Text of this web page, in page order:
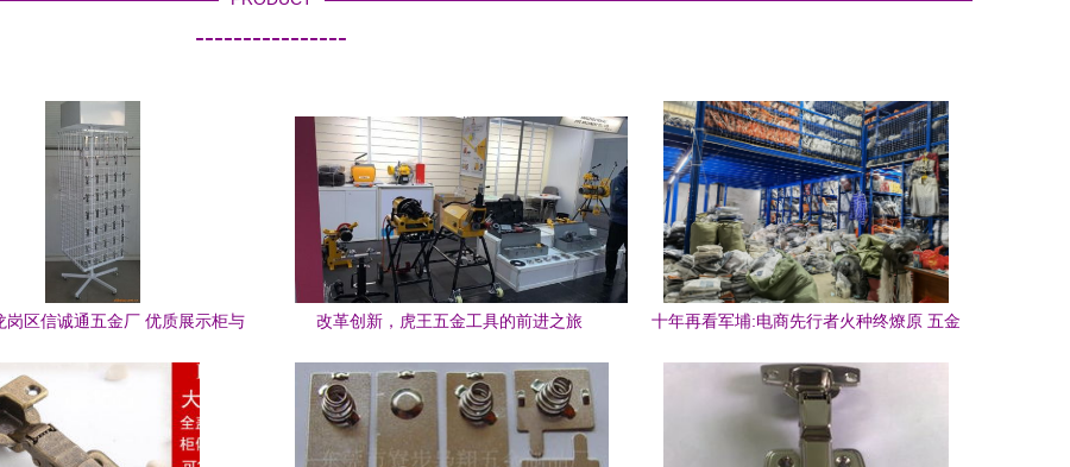
----------------
岗区信诚通五金厂 优质展示柜与
改革创新，虎王五金工具的前进之旅
十年再看军埔:电商先行者火种终燎原 五金